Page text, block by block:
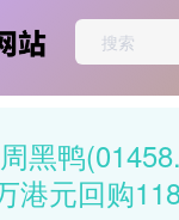
黑鸭
港元回购